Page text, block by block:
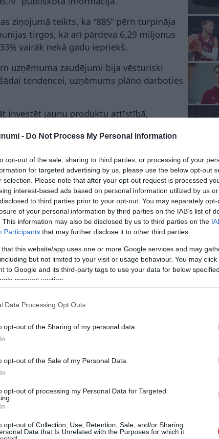
- Do Not Process My Personal Information
opt-out of the sale, sharing to third parties, or processing of your
for targeted advertising by us, please use the below opt-out
selection. Please note that after your opt-out request is processed
interest-based ads based on personal information utilized by us
to third parties prior to your opt-out. You may separately
of your personal information by third parties on the IAB’s list of
This information may also be disclosed by us to third parties on the
Participants that may further disclose it to other third parties.
that this website/app uses one or more Google services and may
but not limited to your visit or usage behaviour. You may
to Google and its third-party tags to use your data for below
consent section.
Data Processing Opt Outs
opt-out of the Sharing of my personal data.
opt-out of the Sale of my Personal Data.
opt-out of processing my Personal Data for Targeted
opt-out of Collection, Use, Retention, Sale, and/or Sharing
Data that Is Unrelated with the Purposes for which it
ziņojumā teikts, ka “885” pērn turpināja
tirgos, kā arī pārdeva 6,29 miljonus
vairāk nekā gadu iepriekš.
uzņēmuma zaudējumi bija vēsturiski
tendencei, uzņēmums plāno darboties
investēt jaunu produktu attīstībā,
procesos, paplašinot klientu loku un
“885” izaugsmes iespējām reģionā.
miljonu eiro apgrozījumu, kas ir par 32%
zaudējumi samazinājās par 41,5%
un tās pamatkapitāls ir 2,86 miljoni eiro.
un AS “North 8” (9,09%), kas savukārt
“JMK VC” (66,67%) un Guntim Beļavskim
pēdējā deja un poļa Grabovska triumfs: spilgtākie
2026”